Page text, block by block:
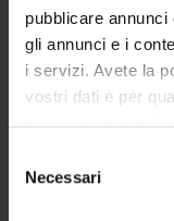
pubblicare
gli annunci e i
i servizi. Avete la
vostri dati e per
privacy sono
modificare o
momento dalla
delNecessari
Luoghi
Calendario